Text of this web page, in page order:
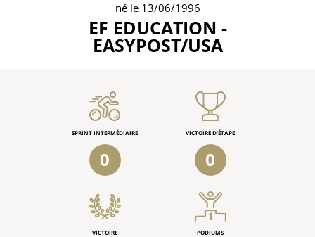
né le 13/06/1996
EF EDUCATION -
EASYPOST/USA
SPRINT INTERMÉDIAIRE
0
VICTOIRE D'ÉTAPE
0
VICTOIRE PODIUMS